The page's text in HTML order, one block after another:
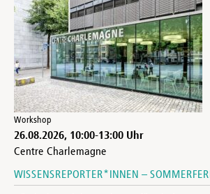
Workshop
26.08.2026, 10:00-13:00 Uhr
Centre Charlemagne
WISSENSREPORTER*INNEN –